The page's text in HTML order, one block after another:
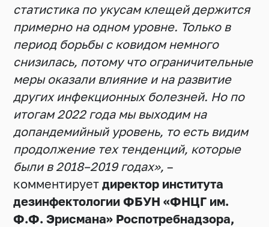
статистика по укусам клещей держится
примерно на одном уровне. Только в
период борьбы с ковидом немного
снизилась, потому что ограничительные
меры оказали влияние и на развитие
других инфекционных болезней. Но по
итогам 2022 года мы выходим на
допандемийный уровень, то есть видим
продолжение тех тенденций, которые
были в 2018–2019 годах», –
комментируетдиректор института
дезинфектологии ФБУН «ФНЦГ им.
Ф.Ф. Эрисмана» Роспотребнадзора,